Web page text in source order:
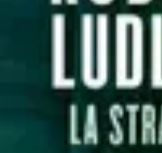
Ecommerçants France
Fidélisation et expérience client
Ecommerçants France